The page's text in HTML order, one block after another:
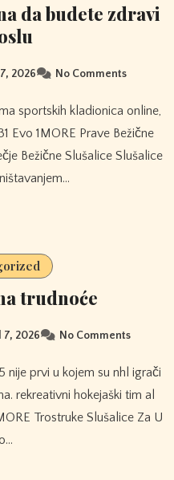
da budete zdravi
2026 No Comments
Evo 1MORE Prave Bežične
Bežične Slušalice Slušalice
trudnoće
7, 2026 No Comments
rekreativni hokejaški tim al
Trostruke Slušalice Za U